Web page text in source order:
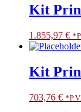
Kit
1.855,97 €
Kit
703,76 €